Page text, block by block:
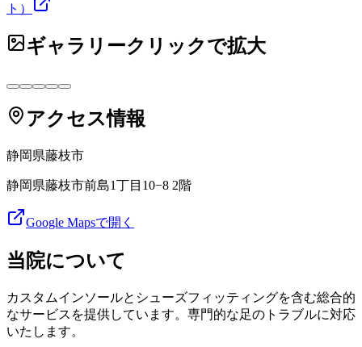
ト）
ギャラリークリックで拡大
アクセス情報
静岡県藤枝市
静岡県藤枝市前島1丁目10−8 2階
Google Mapsで開く
当院について
カスタムインソールとシューズフィッティングを含む総合的
なサービスを提供しています。専門的な足のトラブルに対応
いたします。